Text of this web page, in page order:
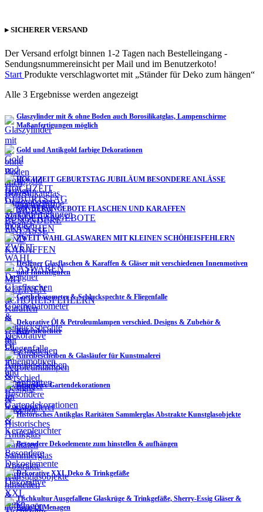
▸ SICHERER VERSAND
Der Versand erfolgt binnen 1-2 Tagen nach Bestelleingang -
Sendungsnummereinsicht per Mail und im Benutzerkoto!
Start Produkte verschlagwortet mit „Ständer für Deko zum hängen“
Alle 3 Ergebnisse werden angezeigt
Glaszylinder mit & ohne Boden auch Borosilikatglas, Lampenschirme
Maßanfertigungen möglich
Gold und Antikgold farbige Dekorationen
HOCHZEIT GEBURTSTAG JUBILÄUM BESONDERE ANLÄSSE
SONDERANGEBOTE FLASCHEN UND KARAFFEN
ZWEIT WAHL GLASWAREN MIT KLEINEN SCHÖHEISFEHLERN
Designer Glasflaschen & Karaffen & Gläser mit verschiedenen Innenmotiven
und Innenfiguren
Goethebarometer & Schluckspechte & Fliegenfalle
Dekorative Öl & Petroleumlampen verschied. Designs & Zubehör &
Kerzenleuchter
Anreibescheiben & Glasläufer für Kunstmalerei
Besondere Gartendekorationen
Historisches Antikglas Raritäten Sammlerglas Abstrakte Kunstglasobjekte
Besondere Dekoelemente zum hinstellen & aufhängen
Dekorative XXL Deko & Trinkgefäße
Tischkultur Ausgefallene Glaskrüge & Trinkgefäße, Sherry-Essig Gläser &
Essig/Öl Menagen